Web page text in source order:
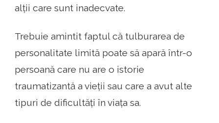
alții care sunt inadecvate.
Trebuie amintit faptul că tulburarea de
personalitate limită poate să apară într-o
persoană care nu are o istorie
traumatizantă a vieții sau care a avut alte
tipuri de dificultăți în viața sa.